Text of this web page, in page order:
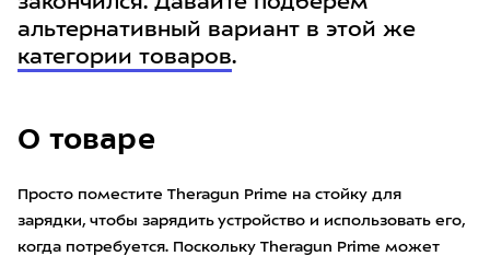
О товаре
Просто поместите Theragun Prime на стойку для
зарядки, чтобы зарядить устройство и использовать его,
когда потребуется. Поскольку Theragun Prime может
альтернативный вариант в этой же
категории товаров.